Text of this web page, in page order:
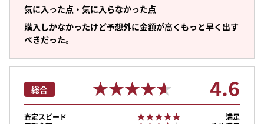
気に入った点・気に入らなかった点
購入しかなかったけど予想外に金額が高くもっと早く出す
べきだった。
総合 ★★★★★
★★★★★ 4.6
査定スピード ★★★★★
★★★★★
満足
まずは
かんたん30秒でお試し査定